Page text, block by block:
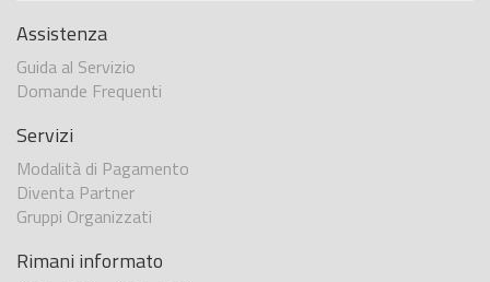
Assistenza
Guida al Servizio
Domande Frequenti
Servizi
Modalità di Pagamento
Diventa Partner
Gruppi Organizzati
Rimani informato